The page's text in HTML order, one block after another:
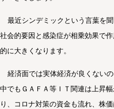
最近シンデミックという言葉を
社会的要因と感染症が相乗効果で
的に大きくなります。
経済面では実体経済が良くない
中でもＧＡＦＡ等ＩＴ関連は上昇
り、コロナ対策の資金も流れ、株